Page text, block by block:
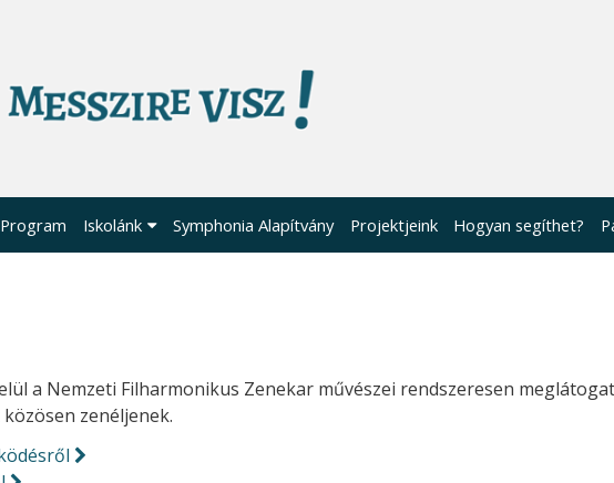
Iskolánk Symphonia Alapítvány Projektjeink Hogyan segíthet?
a Nemzeti Filharmonikus Zenekar művészei rendszeresen
zenéljenek.